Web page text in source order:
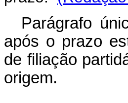
Parágrafo
após o prazo
de filiação
origem.